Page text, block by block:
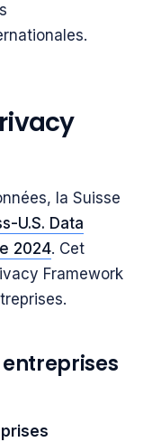
la Suisse
U.S. Data
2024. Cet
Framework